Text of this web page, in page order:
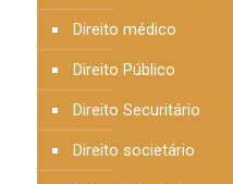
Direito médico
Direito Público
Direito Securitário
Direito societário